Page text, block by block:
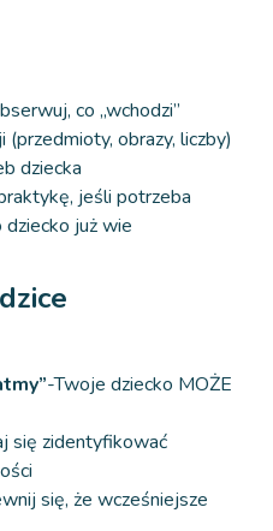
co „wchodzi”
obrazy, liczby)
dziecka
jeśli potrzeba
dziecko już wie
-Twoje dziecko MOŻE
się zidentyfikować
się, że wcześniejsze